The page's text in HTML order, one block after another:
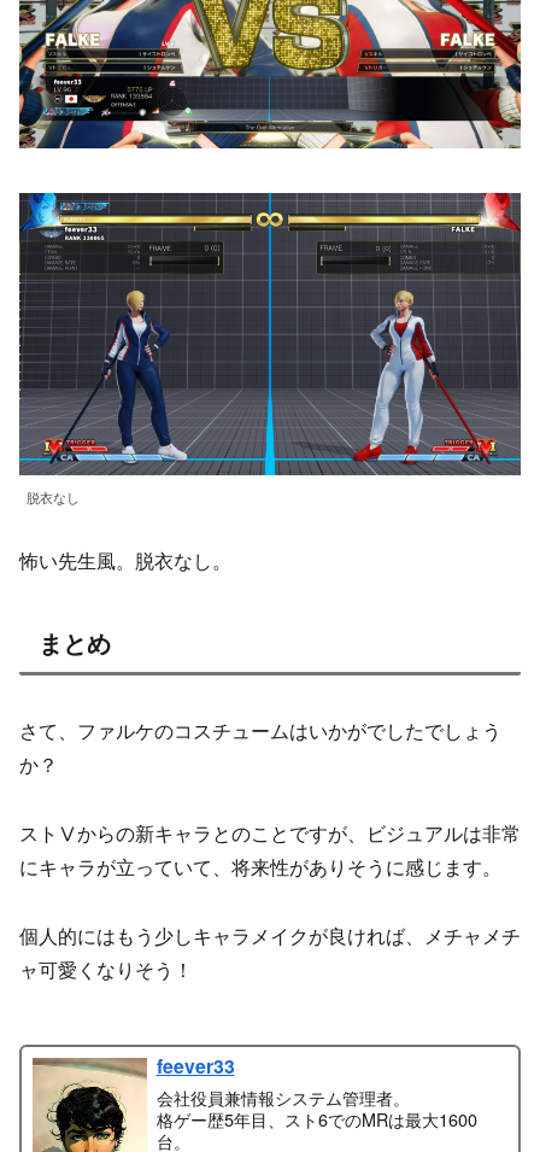
脱衣なし
怖い先生風。脱衣なし。
まとめ
さて、ファルケのコスチュームはいかがでしたでしょう
か？
ストⅤからの新キャラとのことですが、ビジュアルは非常
にキャラが立っていて、将来性がありそうに感じます。
個人的にはもう少しキャラメイクが良ければ、メチャメチ
ャ可愛くなりそう！
feever33
会社役員兼情報システム管理者。
格ゲー歴5年目、スト6でのMRは最大1600
台。